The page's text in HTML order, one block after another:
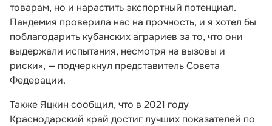
товарам, но и нарастить экспортный потенциал.
Пандемия проверила нас на прочность, и я хотел бы
поблагодарить кубанских аграриев за то, что они
выдержали испытания, несмотря на вызовы и
риски», — подчеркнул представитель Совета
Федерации.
Также Яцкин сообщил, что в 2021 году
Краснодарский край достиг лучших показателей по